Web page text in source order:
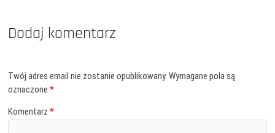
Dodaj komentarz
Twój adres email nie zostanie opublikowany. Wymagane pola są
oznaczone*
Komentarz*